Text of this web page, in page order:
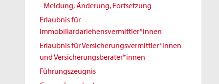
- Meldung, Änderung, Fortsetzung
Erlaubnis für
Immobiliardarlehensvermittler*innen
Erlaubnis für Versicherungsvermittler*innen
und Versicherungsberater*innen
Führungszeugnis